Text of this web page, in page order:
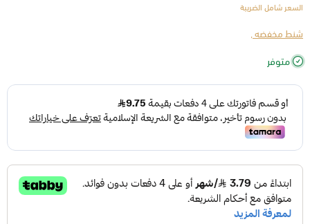
السعر شامل الضريبة
شنط مخفضه ,
متوفر